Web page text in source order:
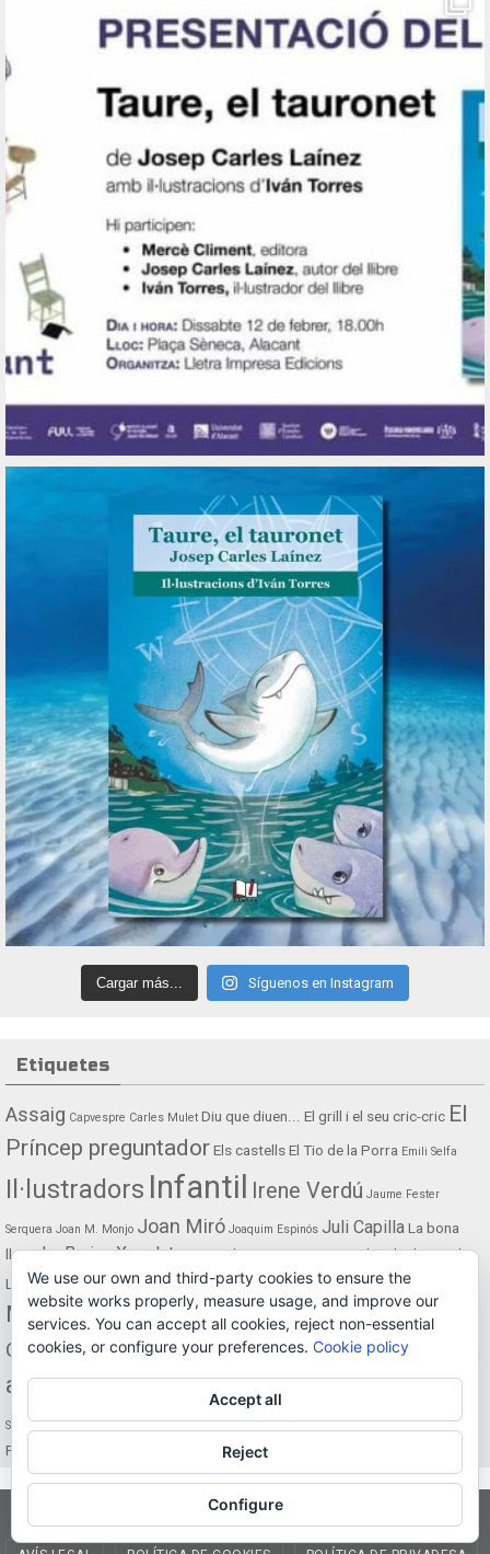
Cargar más... Síguenos en Instagram
Etiquetes
Assaig Capvespre Carles Mulet Diu que diuen... El grill i el seu cric-cric El
Príncep preguntadorEls castellsEl Tio de la Porra Emili Selfa
Il·lustradors Infantil Irene Verdú Jaume Fester
Serquera Joan M. Monjo Joan Miró Joaquim Espinós Juli CapillaLa bona
lletraLa Bruixa XocolataLa carabassa TomasaLa Delicada de Gandia
La Lluna La presó del cel Manola RoigMaria Martínez Mercè Climent
Mythos Mário de Sá-CarneiroNarrativa Noèlia Conca
Ovidianes Per sempre Pilar Gregori Què cap en el cap Rafael Chirbes
avis
Silvia Faus TraduccionsUna marjal de llegendesUn dia més de
Pasqua!
We use our own and third-party cookies to ensure the
website works properly, measure usage, and improve our
services. You can accept all cookies, reject non-essential
cookies, or configure your preferences. Cookie policy
Accept all
Reject
Configure